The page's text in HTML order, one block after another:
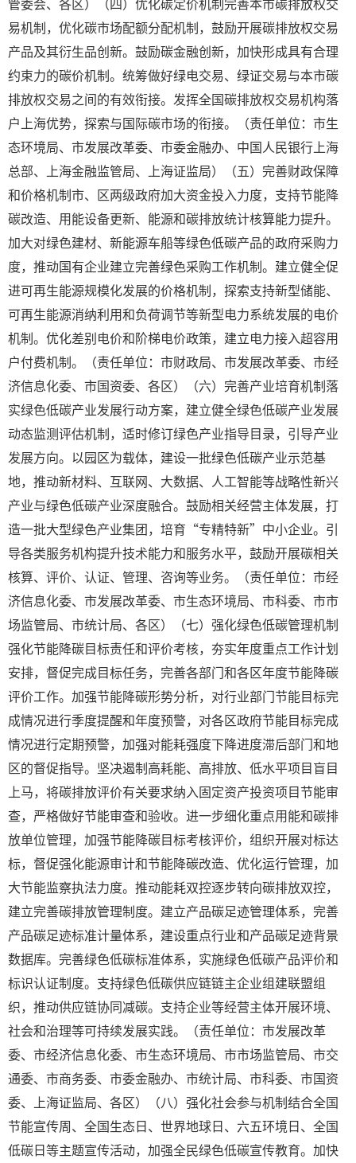
易机制，优化碳市场配额分配机制，鼓励开展碳排放权交易
产品及其衍生品创新。鼓励碳金融创新，加快形成具有合理
约束力的碳价机制。统筹做好绿电交易、绿证交易与本市碳
排放权交易之间的有效衔接。发挥全国碳排放权交易机构落
户上海优势，探索与国际碳市场的衔接。（责任单位：市生
态环境局、市发展改革委、市委金融办、中国人民银行上海
总部、上海金融监管局、上海证监局）（五）完善财政保障
和价格机制市、区两级政府加大资金投入力度，支持节能降
碳改造、用能设备更新、能源和碳排放统计核算能力提升。
加大对绿色建材、新能源车船等绿色低碳产品的政府采购力
度，推动国有企业建立完善绿色采购工作机制。建立健全促
进可再生能源规模化发展的价格机制，探索支持新型储能、
可再生能源消纳利用和负荷调节等新型电力系统发展的电价
机制。优化差别电价和阶梯电价政策，建立电力接入超容用
户付费机制。（责任单位：市财政局、市发展改革委、市经
济信息化委、市国资委、各区）（六）完善产业培育机制落
实绿色低碳产业发展行动方案，建立健全绿色低碳产业发展
动态监测评估机制，适时修订绿色产业指导目录，引导产业
发展方向。以园区为载体，建设一批绿色低碳产业示范基
地，推动新材料、互联网、大数据、人工智能等战略性新兴
产业与绿色低碳产业深度融合。鼓励相关经营主体发展，打
造一批大型绿色产业集团，培育“专精特新”中小企业。引
导各类服务机构提升技术能力和服务水平，鼓励开展碳相关
核算、评价、认证、管理、咨询等业务。（责任单位：市经
济信息化委、市发展改革委、市生态环境局、市科委、市市
场监管局、市统计局、各区）（七）强化绿色低碳管理机制
强化节能降碳目标责任和评价考核，夯实年度重点工作计划
安排，督促完成目标任务，完善各部门和各区年度节能降碳
评价工作。加强节能降碳形势分析，对行业部门节能目标完
成情况进行季度提醒和年度预警，对各区政府节能目标完成
情况进行定期预警，加强对能耗强度下降进度滞后部门和地
区的督促指导。坚决遏制高耗能、高排放、低水平项目盲目
上马，将碳排放评价有关要求纳入固定资产投资项目节能审
查，严格做好节能审查和验收。进一步细化重点用能和碳排
放单位管理，加强节能降碳目标考核评价，组织开展对标达
标，督促强化能源审计和节能降碳改造、优化运行管理，加
大节能监察执法力度。推动能耗双控逐步转向碳排放双控，
建立完善碳排放管理制度。建立产品碳足迹管理体系，完善
产品碳足迹标准计量体系，建设重点行业和产品碳足迹背景
数据库。完善绿色低碳标准体系，实施绿色低碳产品评价和
标识认证制度。支持绿色低碳供应链链主企业组建联盟组
织，推动供应链协同减碳。支持企业等经营主体开展环境、
社会和治理等可持续发展实践。（责任单位：市发展改革
委、市经济信息化委、市生态环境局、市市场监管局、市交
通委、市商务委、市委金融办、市统计局、市科委、市国资
委、上海证监局、各区）（八）强化社会参与机制结合全国
节能宣传周、全国生态日、世界地球日、六五环境日、全国
低碳日等主题宣传活动，加强全民绿色低碳宣传教育。加快